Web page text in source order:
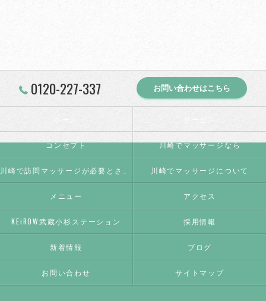
0120-227-337 お問い合わせはこちら
コンセプト 川崎でマッサージなら
川崎でマッサージについて
メニュー アクセス
KEiROW武蔵小杉ステーション 採用情報
新着情報 ブログ
お問い合わせ サイトマップ